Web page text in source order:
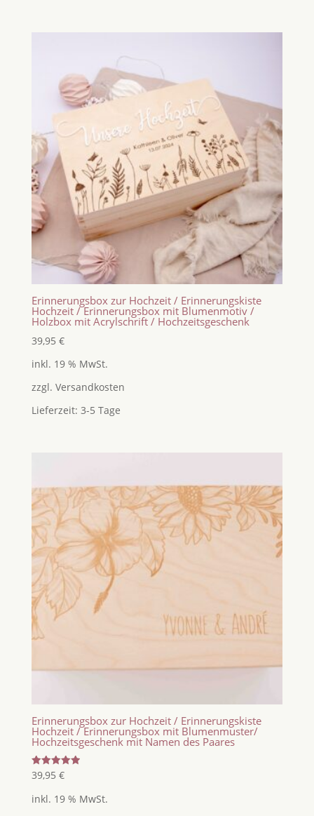
Erinnerungsbox zur Hochzeit / Erinnerungskiste
Hochzeit / Erinnerungsbox mit Blumenmotiv /
Holzbox mit Acrylschrift / Hochzeitsgeschenk
39,95 €
inkl. 19 % MwSt.
zzgl. Versandkosten
Lieferzeit: 3-5 Tage
Erinnerungsbox zur Hochzeit / Erinnerungskiste
Hochzeit / Erinnerungsbox mit Blumenmuster/
Hochzeitsgeschenk mit Namen des Paares
Bewertet
mit
von 5
39,95 €
inkl. 19 % MwSt.